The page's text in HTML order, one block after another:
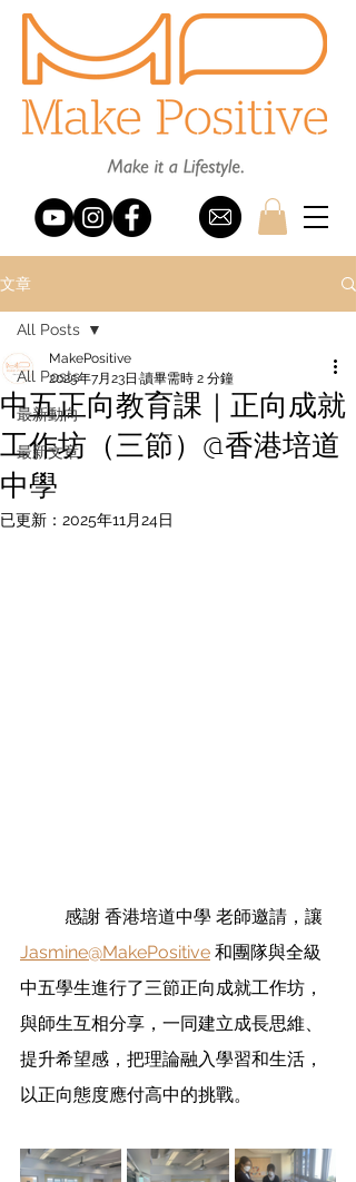
文章
All Posts
最新動向
最新文章
All Posts
中五正向教育課｜正向成就
工作坊（三節）@香港培道
中學
MakePositive
2025年7月23日 讀畢需時 2 分鐘
已更新： 2025年11月24日
	感謝 香港培道中學 老師邀請，讓
Jasmine@MakePositive 和團隊與全級
中五學生進行了三節正向成就工作坊，
與師生互相分享，一同建立成長思維、
提升希望感，把理論融入學習和生活，
以正向態度應付高中的挑戰。